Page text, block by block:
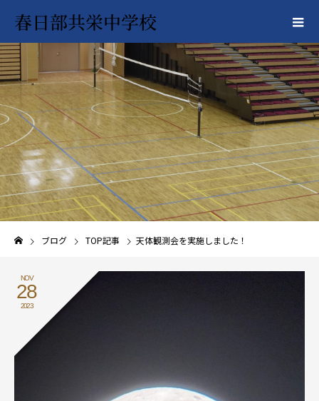
春日部共栄中学校
ブログ TOP記事 天体観測会を実施しました！
NOV
28
2023